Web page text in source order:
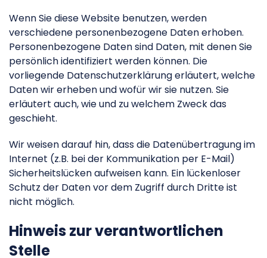
Wenn Sie diese Website benutzen, werden
verschiedene personenbezogene Daten erhoben.
Personenbezogene Daten sind Daten, mit denen Sie
persönlich identifiziert werden können. Die
vorliegende Datenschutzerklärung erläutert, welche
Daten wir erheben und wofür wir sie nutzen. Sie
erläutert auch, wie und zu welchem Zweck das
geschieht.
Wir weisen darauf hin, dass die Datenübertragung im
Internet (z.B. bei der Kommunikation per E-Mail)
Sicherheitslücken aufweisen kann. Ein lückenloser
Schutz der Daten vor dem Zugriff durch Dritte ist
nicht möglich.
Hinweis zur verantwortlichen
Stelle